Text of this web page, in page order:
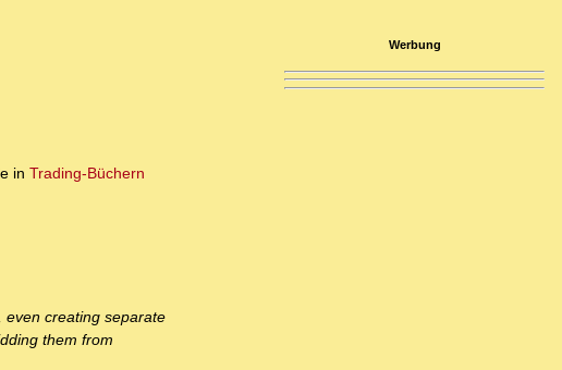
in Trading-Büchern
even creating separate
them from
Werbung